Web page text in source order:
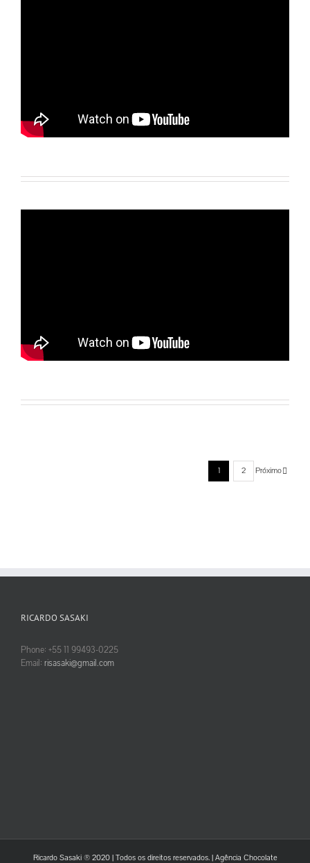
1 2 Próximo
RICARDO SASAKI
Phone: +55 11 99493-0225
Email: risasaki@gmail.com
Ricardo Sasaki ® 2020 | Todos os direitos reservados. | Agência Chocolate